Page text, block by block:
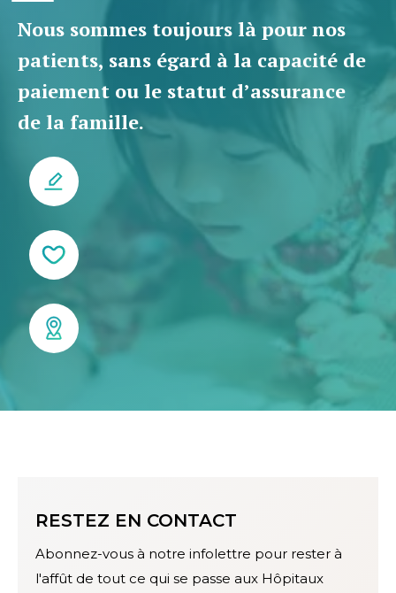
Nous sommes toujours là pour nos
patients, sans égard à la capacité de
paiement ou le statut d’assurance
de la famille.
RESTEZ EN CONTACT
Abonnez-vous à notre infolettre pour rester à
l'affût de tout ce qui se passe aux Hôpitaux